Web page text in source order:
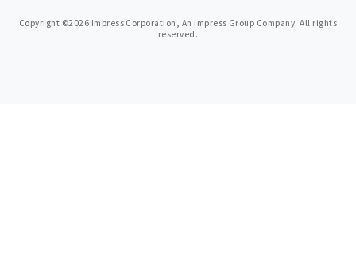
Copyright ©2026 Impress Corporation, An impress Group Company. All rights
reserved.